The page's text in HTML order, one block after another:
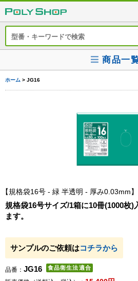
商品一
ホーム > JG16
規格袋16号 - 緑 半透明 - 厚み0.03mm
規格袋16号サイズ/1箱に10冊(1000枚)
ます。
サンプルのご依頼はコチラから
品番： JG16